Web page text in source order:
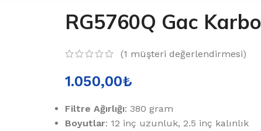
RG5760Q Gac
(1 müşteri değerlendirmesi)
1.050,00₺
Filtre Ağırlığı: 380 gram
Boyutlar: 12 inç uzunluk, 2.5 inç kalınlık